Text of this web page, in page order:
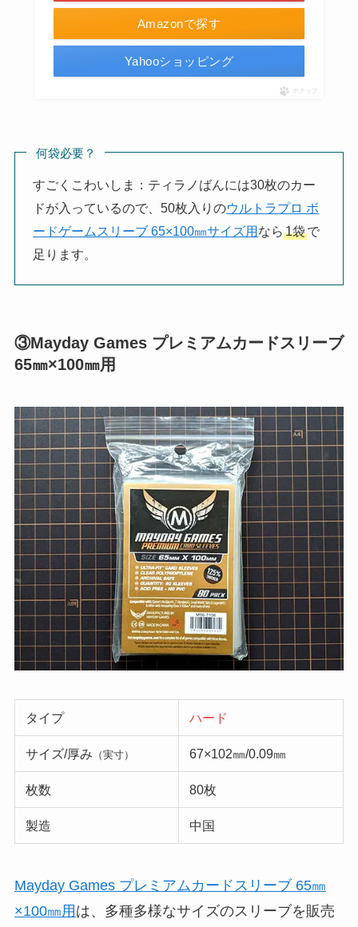
Amazonで探す
Yahooショッピング
ポチップ
何袋必要？
すごくこわいしま：ティラノばんには30枚のカー
ドが入っているので、50枚入りのウルトラプロ ボ
ードゲームスリーブ 65×100㎜サイズ用 なら1袋で
足ります。
③Mayday Games プレミアムカードスリーブ
65㎜×100㎜用
タイプ ハード
サイズ/厚み （実寸） 67×102㎜/0.09㎜
枚数 80枚
製造 中国
Mayday Games プレミアムカードスリーブ 65㎜
×100㎜用 は、多種多様なサイズのスリーブを販売